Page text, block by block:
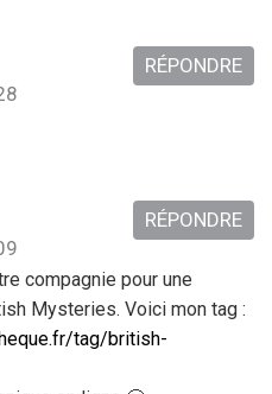
RÉPONDRE
compagnie pour une
Mysteries. Voici mon tag :
tag/british-
RÉPONDRE